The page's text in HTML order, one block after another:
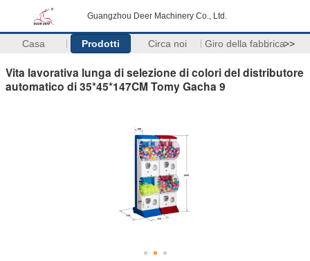
Guangzhou Deer Machinery Co., Ltd.
Casa Prodotti Circa noi Giro della fabbrica>>
Vita lavorativa lunga di selezione di colori del distributore
automatico di 35*45*147CM Tomy Gacha 9